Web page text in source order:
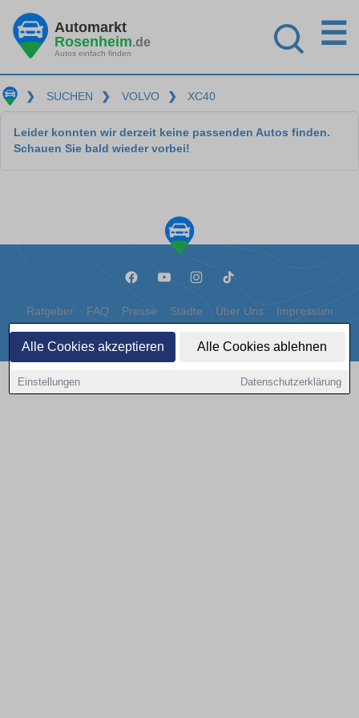
Alle Cookies akzeptieren Alle Cookies ablehnen
Einstellungen Datenschutzerklärung
Automarkt
Rosenheim.de
Autos einfach finden
☰
❯ SUCHEN ❯ VOLVO ❯ XC40
Leider konnten wir derzeit keine passenden Autos finden.
Schauen Sie bald wieder vorbei!
Ratgeber FAQ Presse Städte Über Uns Impressum
Datenschutz Cookies
Copyright © 2000 - 2026 | 1A Infosysteme GmbH | Content by: 1a-sites-autos